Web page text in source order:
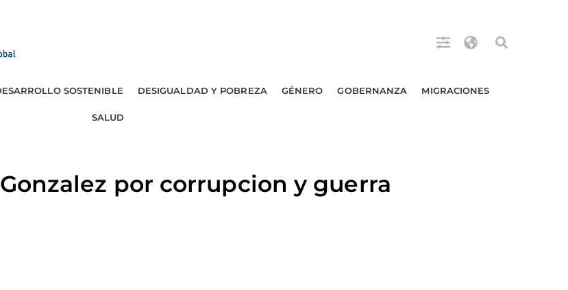
SOSTENIBLE DESIGUALDAD Y POBREZA GÉNERO GOBERNANZA MIGRACIONES
SALUD
por corrupcion y guerra